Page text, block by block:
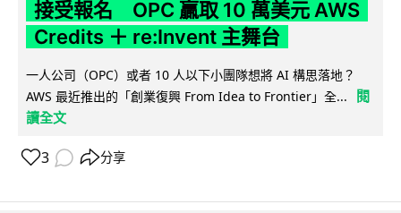
接受報名 OPC 贏取 10 萬美元 AWS
Credits ＋ re:Invent 主舞台
一人公司（OPC）或者 10 人以下小團隊想將 AI 構思落地？
AWS 最近推出的「創業復興 From Idea to Frontier」全...
閱
讀全文
3 分享